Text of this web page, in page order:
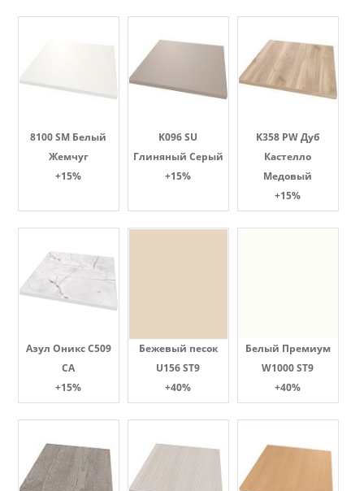
8100 SM Белый
Жемчуг
+15%
K096 SU
Глиняный Серый
+15%
K358 PW Дуб
Кастелло
Медовый
+15%
Азул Оникс С509
СА
+15%
Бежевый песок
U156 ST9
+40%
Белый Премиум
W1000 ST9
+40%